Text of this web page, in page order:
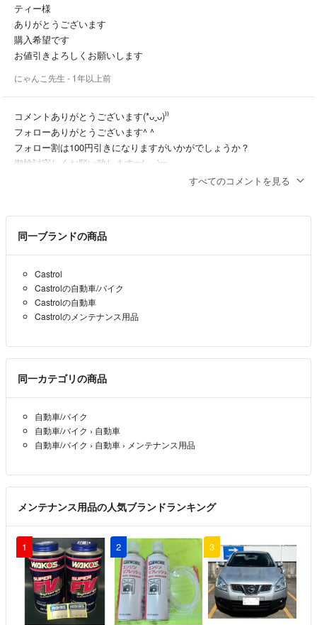
フォローしていただいてる方は更にお値引きさせて頂きますので、コメ
ントにてお知らせしていただけるとありがたいです⭐︎
単品購入でもお値下げ可能な商品もございます。ご希望の金額をコメン
いただいても大丈夫です。可能な金額であれば変更させていただきま
す。
ご質問等ございましたら、ご気楽にコメントをどうぞ^ ^
気持ちの良い取引を心掛けております。宜しくお願い致しますm(_ _)m
ティー様
ありがとうございます
購入希望です
お値引きよろしくお願いします
にゃんこ先生 - 1年以上前
コメントありがとうございます(*ᴗˬᴗ)⁾⁾
フォローありがとうございます^ ^
フォロー割は100円引きになりますがいかがでしょうか？
御検討宜しくお願い致しますm(_ _)m
コメント失礼します
フォローしました
少しお値引き可能でしょうか
よろしくお願いします
にゃんこ先生- 1年以上前
すべてのコメントを見る
同一ブランドの商品
Castrol
Castrolの自動車/バイク
Castrolの自動車
Castrolのメンテナンス用品
同一カテゴリの商品
自動車/バイク
自動車/バイク › 自動車
自動車/バイク › 自動車 › メンテナンス用品
メンテナンス用品の人気ブランドランキング
1 2 3